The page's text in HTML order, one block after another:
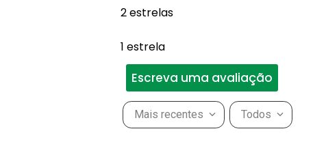
2 estrelas
1 estrela
Escreva uma avaliação
Mais recentes Todos